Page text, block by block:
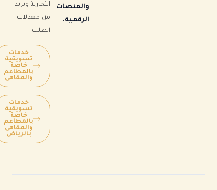
والمنصات
الرقمية.
التجارية ويزيد
من معدلات
الطلب.
خدمات
تسويقية
خاصة
بالمطاعم
والمقاهى
خدمات
تسويقية
خاصة
بالمطاعم
والمقاهى
بالرياض